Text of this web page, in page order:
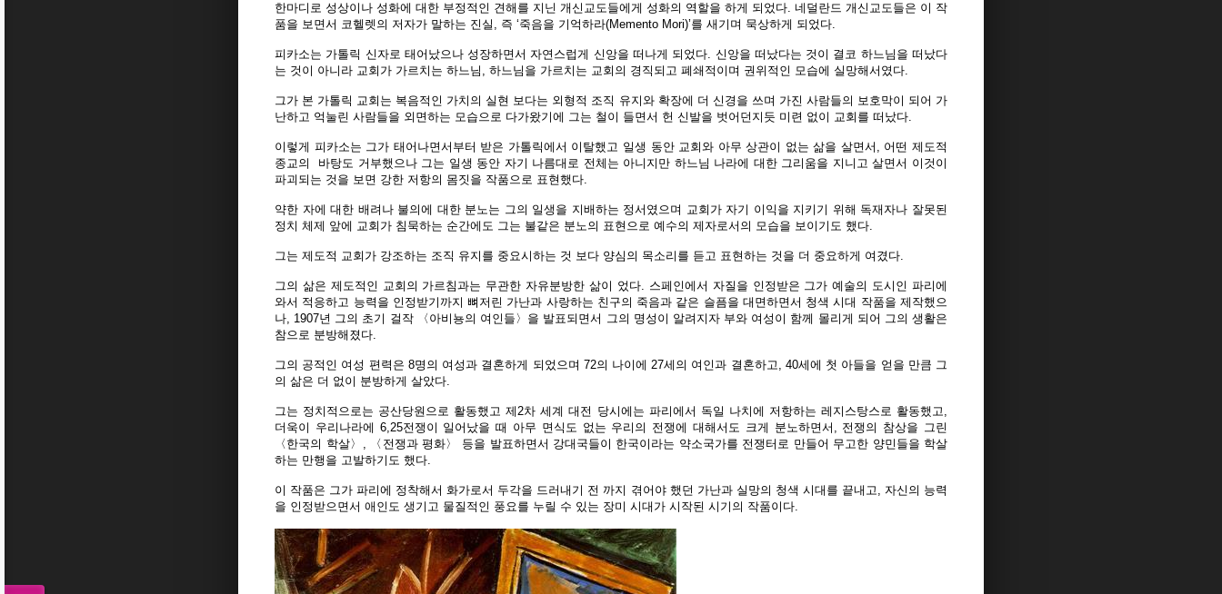
한마디로 성상이나 성화에 대한 부정적인 견해를 지닌 개신교도들에게 성화의 역할을 하게 되었다. 네덜란드 개신교도들은 이 작
품을 보면서 코헬렛의 저자가 말하는 진실, 즉 ‘죽음을 기억하라(Memento Mori)’를 새기며 묵상하게 되었다.
피카소는 가톨릭 신자로 태어났으나 성장하면서 자연스럽게 신앙을 떠나게 되었다. 신앙을 떠났다는 것이 결코 하느님을 떠났다
는 것이 아니라 교회가 가르치는 하느님, 하느님을 가르치는 교회의 경직되고 폐쇄적이며 권위적인 모습에 실망해서였다.
그가 본 가톨릭 교회는 복음적인 가치의 실현 보다는 외형적 조직 유지와 확장에 더 신경을 쓰며 가진 사람들의 보호막이 되어 가
난하고 억눌린 사람들을 외면하는 모습으로 다가왔기에 그는 철이 들면서 헌 신발을 벗어던지듯 미련 없이 교회를 떠났다.
이렇게 피카소는 그가 태어나면서부터 받은 가톨릭에서 이탈했고 일생 동안 교회와 아무 상관이 없는 삶을 살면서, 어떤 제도적
종교의 바탕도 거부했으나 그는 일생 동안 자기 나름대로 전체는 아니지만 하느님 나라에 대한 그리움을 지니고 살면서 이것이
파괴되는 것을 보면 강한 저항의 몸짓을 작품으로 표현했다.
약한 자에 대한 배려나 불의에 대한 분노는 그의 일생을 지배하는 정서였으며 교회가 자기 이익을 지키기 위해 독재자나 잘못된
정치 체제 앞에 교회가 침묵하는 순간에도 그는 불같은 분노의 표현으로 예수의 제자로서의 모습을 보이기도 했다.
그는 제도적 교회가 강조하는 조직 유지를 중요시하는 것 보다 양심의 목소리를 듣고 표현하는 것을 더 중요하게 여겼다.
그의 삶은 제도적인 교회의 가르침과는 무관한 자유분방한 삶이 었다. 스페인에서 자질을 인정받은 그가 예술의 도시인 파리에
와서 적응하고 능력을 인정받기까지 뼈저린 가난과 사랑하는 친구의 죽음과 같은 슬픔을 대면하면서 청색 시대 작품을 제작했으
나, 1907년 그의 초기 걸작 〈아비뇽의 여인들〉을 발표되면서 그의 명성이 알려지자 부와 여성이 함께 몰리게 되어 그의 생활은
참으로 분방해졌다.
그의 공적인 여성 편력은 8명의 여성과 결혼하게 되었으며 72의 나이에 27세의 여인과 결혼하고, 40세에 첫 아들을 얻을 만큼 그
의 삶은 더 없이 분방하게 살았다.
그는 정치적으로는 공산당원으로 활동했고 제2차 세계 대전 당시에는 파리에서 독일 나치에 저항하는 레지스탕스로 활동했고,
더욱이 우리나라에 6,25전쟁이 일어났을 때 아무 면식도 없는 우리의 전쟁에 대해서도 크게 분노하면서, 전쟁의 참상을 그린
〈한국의 학살〉, 〈전쟁과 평화〉 등을 발표하면서 강대국들이 한국이라는 약소국가를 전쟁터로 만들어 무고한 양민들을 학살
하는 만행을 고발하기도 했다.
이 작품은 그가 파리에 정착해서 화가로서 두각을 드러내기 전 까지 겪어야 했던 가난과 실망의 청색 시대를 끝내고, 자신의 능력
을 인정받으면서 애인도 생기고 물질적인 풍요를 누릴 수 있는 장미 시대가 시작된 시기의 작품이다.